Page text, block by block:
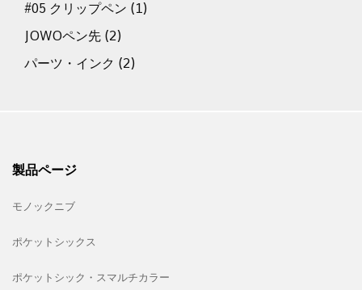
#05 クリップペン (1)
JOWOペン先 (2)
パーツ・インク (2)
製品ページ
モノックニブ
ポケットシックス
ポケットシック・スマルチカラー